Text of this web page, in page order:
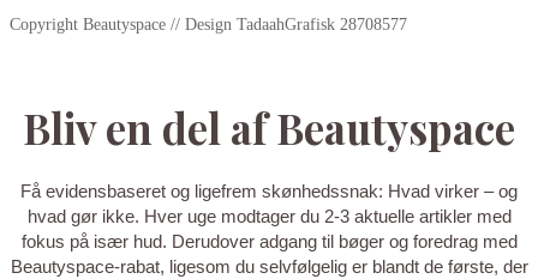
Copyright Beautyspace // Design TadaahGrafisk 28708577
Bliv en del af Beautyspace
Få evidensbaseret og ligefrem skønhedssnak: Hvad virker – og
hvad gør ikke. Hver uge modtager du 2-3 aktuelle artikler med
fokus på især hud. Derudover adgang til bøger og foredrag med
Beautyspace-rabat, ligesom du selvfølgelig er blandt de første, der